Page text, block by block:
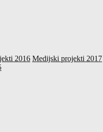
2016 Medijski projekti 2017